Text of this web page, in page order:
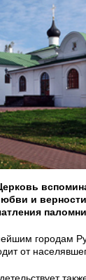
и
городам
от